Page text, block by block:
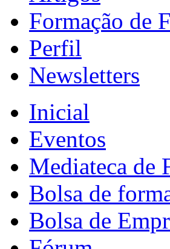
Formação de
Perfil
Newsletters
Inicial
Eventos
Mediateca de
Bolsa de
Bolsa de